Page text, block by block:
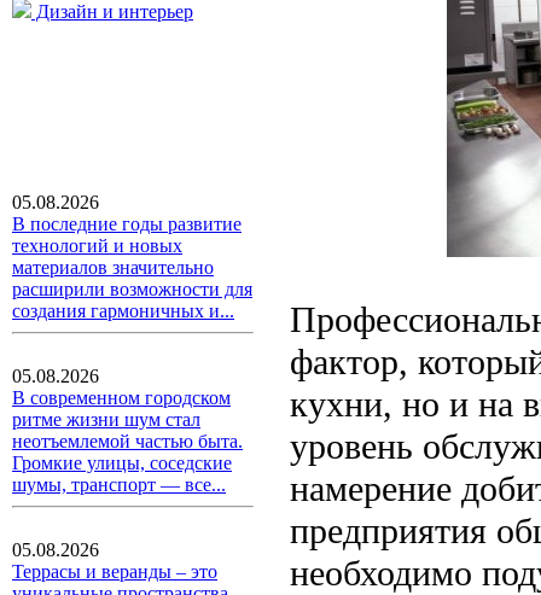
Дизайн и интерьер
05.08.2026
В последние годы развитие
технологий и новых
материалов значительно
расширили возможности для
создания гармоничных и...
05.08.2026
В современном городском
ритме жизни шум стал
неотъемлемой частью быта.
Громкие улицы, соседские
шумы, транспорт — все...
05.08.2026
Террасы и веранды – это
фактор,
кухни, но и на
уровень
намерение
предприятия
необходимо